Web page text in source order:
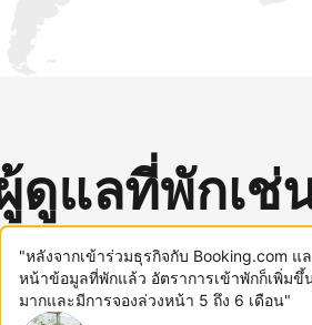
ดูแลที่พักเช่
"หลังจากเข้าร่วมธุรกิจกับ Booking.com แ
หน้าข้อมูลที่พักแล้ว อัตราการเข้าพักก็เพิ่มขึ้
มากและมีการจองล่วงหน้า 5 ถึง 6 เดือน"